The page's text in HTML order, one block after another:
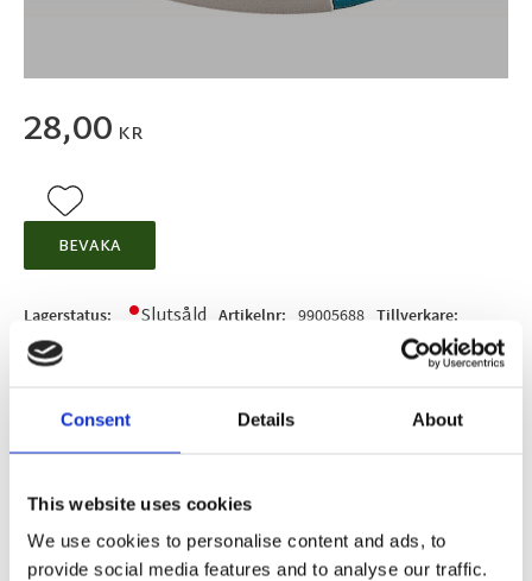
Consent Details About
This website uses cookies
We use cookies to personalise content and ads, to
provide social media features and to analyse our traffic.
28,00 KR
Lägg till i favoriter
BEVAKA
Lagerstatus Slutsåld Artikelnr 99005688 Tillverkare
Malmbergs
Snabba leveranser
Enkel betalning med Klarna
BESKRIVNING